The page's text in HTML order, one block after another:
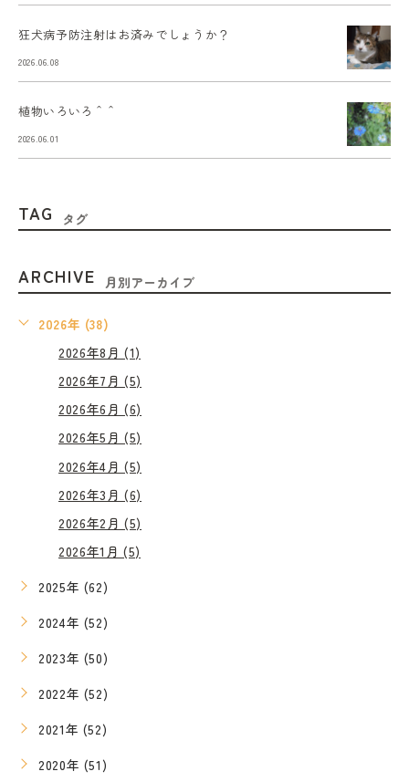
狂犬病予防注射はお済みでしょうか？
2026.06.08
植物いろいろ＾＾
2026.06.01
TAG タグ
ARCHIVE 月別アーカイブ
2026年 (38)
2026年8月 (1)
2026年7月 (5)
2026年6月 (6)
2026年5月 (5)
2026年4月 (5)
2026年3月 (6)
2026年2月 (5)
2026年1月 (5)
2025年 (62)
2024年 (52)
2023年 (50)
2022年 (52)
2021年 (52)
2020年 (51)